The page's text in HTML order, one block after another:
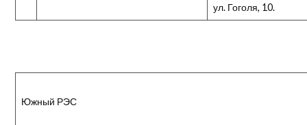
ул. Гоголя, 10.
Южный РЭС